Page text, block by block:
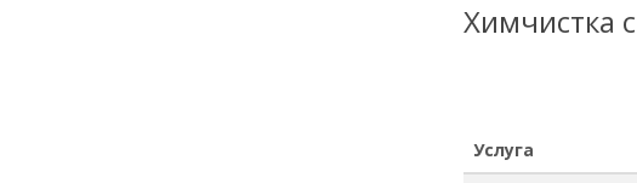
Химчистка
Услуга